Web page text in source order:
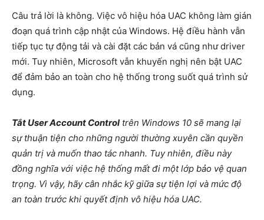
Câu trả lời là không. Việc vô hiệu hóa UAC không làm gián
đoạn quá trình cập nhật của Windows. Hệ điều hành vẫn
tiếp tục tự động tải và cài đặt các bản vá cũng như driver
mới. Tuy nhiên, Microsoft vẫn khuyến nghị nên bật UAC
để đảm bảo an toàn cho hệ thống trong suốt quá trình sử
dụng.
Tắt User Account Controltrên Windows 10 sẽ mang lại
sự thuận tiện cho những người thường xuyên cần quyền
quản trị và muốn thao tác nhanh. Tuy nhiên, điều này
đồng nghĩa với việc hệ thống mất đi một lớp bảo vệ quan
trọng. Vì vậy, hãy cân nhắc kỹ giữa sự tiện lợi và mức độ
an toàn trước khi quyết định vô hiệu hóa UAC.